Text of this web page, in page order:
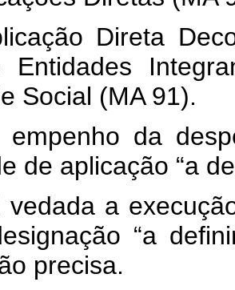
Direta
Entidades
Social (MA 91).
da
de aplicação “a
a
“a
precisa.